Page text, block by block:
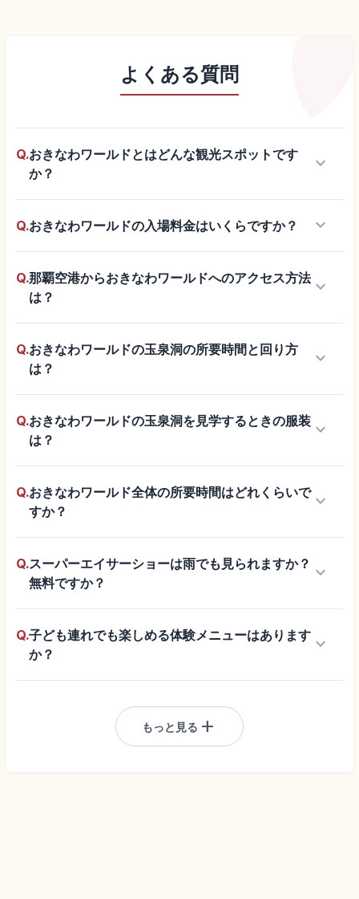
よくある質問
Q.おきなわワールドとはどんな観光スポットです
か？
keyboard_arrow_down
Q.おきなわワールドの入場料金はいくらですか？ keyboard_arrow_down
Q.那覇空港からおきなわワールドへのアクセス方法
は？
keyboard_arrow_down
Q.おきなわワールドの玉泉洞の所要時間と回り方
は？
keyboard_arrow_down
Q.おきなわワールドの玉泉洞を見学するときの服装
は？
keyboard_arrow_down
Q.おきなわワールド全体の所要時間はどれくらいで
すか？
keyboard_arrow_down
Q.スーパーエイサーショーは雨でも見られますか？
無料ですか？
keyboard_arrow_down
Q.子ども連れでも楽しめる体験メニューはあります
か？
keyboard_arrow_down
もっと見る add